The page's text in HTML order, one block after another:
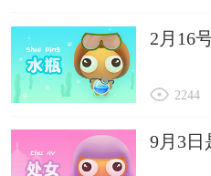
2月16
2244
9月3日